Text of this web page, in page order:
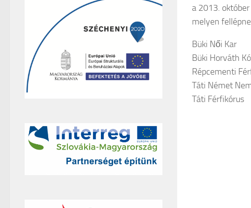
a 2013.
melyen
Büki Női Kar
Büki Horváth
Répcementi
Táti Német
Táti Férfikórus